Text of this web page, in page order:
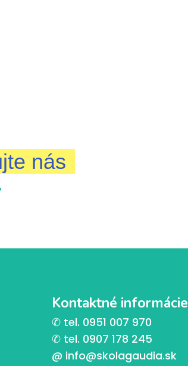
nás
Kontaktné informácie
✆ tel. 0951 007 970
✆ tel. 0907 178 245
@ info@skolagaudia.sk